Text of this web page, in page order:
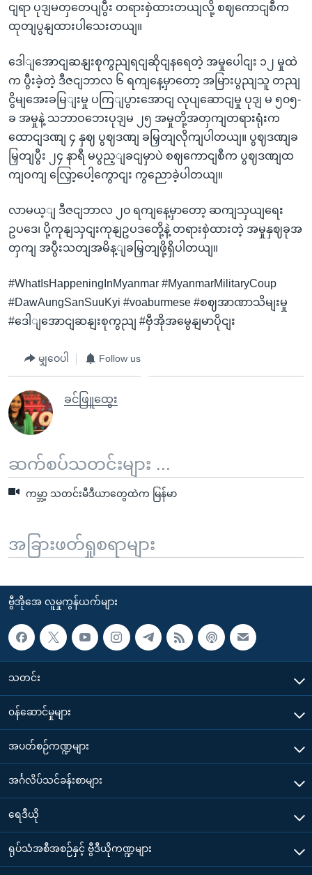
ငျရာ ပုဒျမတှတေပျပွီး တရားစှဲထားတယျလို့ စဈကောငျစီက
ထုတျပွနျထားပါသေးတယျ။
ဒေါျအောငျဆနျးစုကွညျရငျဆိုငျနရေတဲ့ အမှုပေါငျး ၁၂ မှုထဲ
က ပွီးခဲ့တဲ့ ဒီဇငျဘာလ ၆ ရကျနေ့မှာတော့ အမြားပွညျသူ တညျ
ငွိမျအေးခမြျးမှု ပကြျပွားအောငျ လုပျဆောငျမှု ပုဒျ မ ၅၀၅-
ခ အမှုနဲ့ သဘာဝဘေးပုဒျမ ၂၅ အမှုတို့အတှကျတရားရုံးက
ထောငျဒဏျ ၄ နှဈ ပွဈဒဏျ ခမြှတျလိုကျပါတယျ။ ပွဈဒဏျခ
မြှတျပွီး ၂၄ နာရီ မပွည့ျခငျမှာပဲ စဈကောငျစီက ပွဈဒဏျထ
ကျဝကျ လြှော့ပေါ့ကွောငျး ကွညောခဲ့ပါတယျ။
လာမယ့ျ ဒီဇငျဘာလ ၂၀ ရကျနေ့မှာတော့ ဆကျသှယျရေး
ဥပဒေ၊ ပို့ကုနျသှငျးကုနျဥပဒတေို့နဲ့ တရားစှဲထားတဲ့ အမှုနှဈခုအ
တှကျ အပွီးသတျအမိန့ျခမြှတျဖို့ရှိပါတယျ။
#WhatIsHappeningInMyanmar #MyanmarMilitaryCoup
#DawAungSanSuuKyi #voaburmese #စဈအာဏာသိမျးမှု
#ဒေါျအောငျဆနျးစုကွညျ #ဗှီအိုအမွေနျမာပိုငျး
မျှဝေပါ Follow us
ခင်ဖြူထွေး
ဆက်စပ်သတင်းများ ...
ကမ္ဘာ့ သတင်းမီဒီယာတွေထဲက မြန်မာ
အခြားဖတ်ရှုစရာများ
ဗွီအိုအေ လူမှုကွန်ယက်များ
သတင်း
၀န်ဆောင်မှုများ
အပတ်စဉ်ကဏ္ဍများ
အင်္ဂလိပ်သင်ခန်းစာများ
ရေဒီယို
ရုပ်သံအစီအစဉ်နှင့် ဗွီဒီယိုကဏ္ဍများ